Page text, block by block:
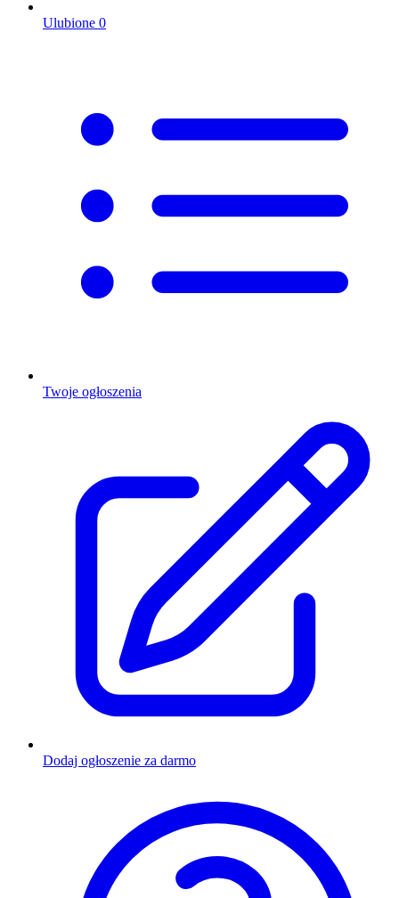
Ulubione 0
Twoje ogłoszenia
Dodaj ogłoszenie za darmo